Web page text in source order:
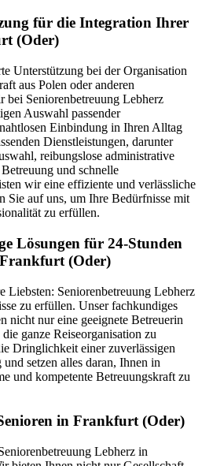
für die Integration Ihrer
(Oder)
Unterstützung bei der Organisation
aus Polen oder anderen
bei Seniorenbetreuung Lebherz
Auswahl passender
Einbindung in Ihren Alltag
Dienstleistungen, darunter
reibungslose administrative
und schnelle
wir eine effiziente und verlässliche
Sie auf uns, um Ihre Bedürfnisse mit
zu erfüllen.
Lösungen für 24-Stunden
(Oder)
Liebsten: Seniorenbetreuung Lebherz
zu erfüllen. Unser fachkundiges
nicht nur eine geeignete Betreuerin
ganze Reiseorganisation zu
Dringlichkeit einer zuverlässigen
setzen alles daran, Ihnen in
und kompetente Betreuungskraft zu
in Frankfurt (Oder)
Lebherz in